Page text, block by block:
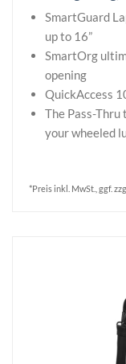
SmartGuard
up to 16”
SmartOrg
opening
QuickAccess
The Pass-
your wheeled
*Preis inkl. MwSt., ggf.